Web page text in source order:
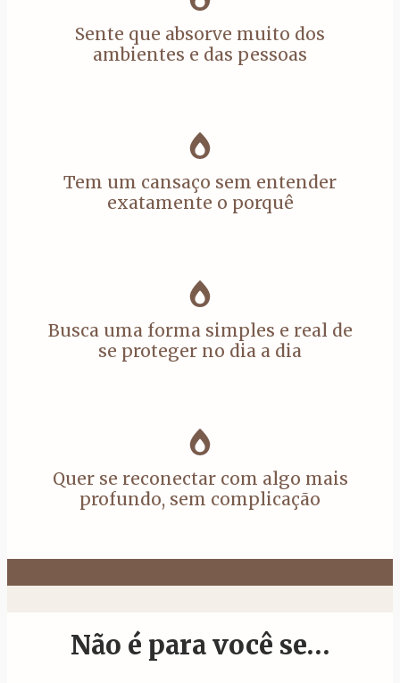
Sente que absorve muito dos
ambientes e das pessoas
Tem um cansaço sem entender
exatamente o porquê
Busca uma forma simples e real de
se proteger no dia a dia
Quer se reconectar com algo mais
profundo, sem complicação
Não é para você se…